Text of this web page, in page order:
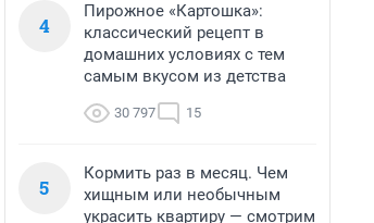
4
Пирожное «Картошка»:
классический рецепт в
домашних условиях с тем
самым вкусом из детства
30 797 15
5
Кормить раз в месяц. Чем
хищным или необычным
украсить квартиру — смотрим